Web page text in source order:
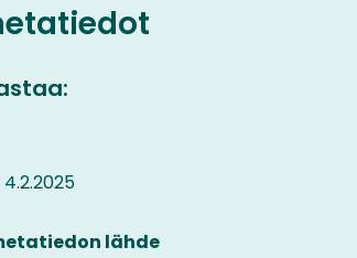
lähde